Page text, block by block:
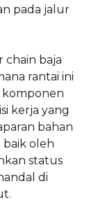
pada jalur
chain baja
rantai ini
kerja yang
bahan
baik oleh
status
di